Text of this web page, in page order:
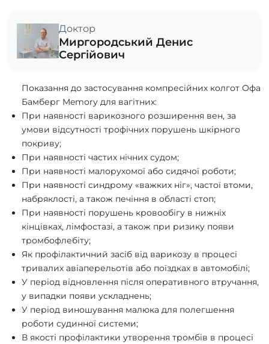
Доктор
Миргородський Денис
Сергійович
Показання до застосування компресійних колгот Офа
Бамберг Memory для вагітних:
При наявності варикозного розширення вен, за
умови відсутності трофічних порушень шкірного
покриву;
При наявності частих нічних судом;
При наявності малорухомої або сидячої роботи;
При наявності синдрому «важких ніг», частої втоми,
набряклості, а також печіння в області стоп;
При наявності порушень кровообігу в нижніх
кінцівках, лімфостазі, а також при ризику появи
тромбофлебіту;
Як профілактичний засіб від варикозу в процесі
тривалих авіаперельотів або поїздках в автомобілі;
У період відновлення після оперативного втручання,
у випадки появи ускладнень;
У період виношування малюка для полегшення
роботи судинної системи;
В якості профілактики утворення тромбів в процесі